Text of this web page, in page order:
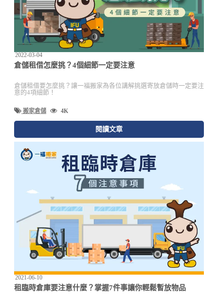
2022-03-04
倉儲租借怎麼挑？4個細節一定要注意
倉儲租借要怎麼挑？讓一福搬家為各位講解挑選寄放倉儲時一定要注
意的4項細節！
搬家倉儲 4K
閱讀文章
2021-06-10
租臨時倉庫要注意什麼？掌握7件事讓你輕鬆暫放物品